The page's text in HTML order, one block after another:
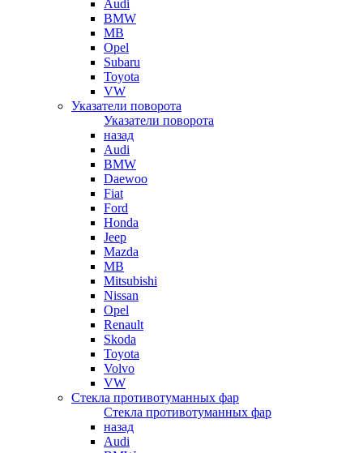
Audi
BMW
MB
Opel
Subaru
Toyota
VW
Указатели поворота
Указатели поворота
назад
Audi
BMW
Daewoo
Fiat
Ford
Honda
Jeep
Mazda
MB
Mitsubishi
Nissan
Opel
Renault
Skoda
Toyota
Volvo
VW
Стекла противотуманных фар
Стекла противотуманных фар
назад
Audi